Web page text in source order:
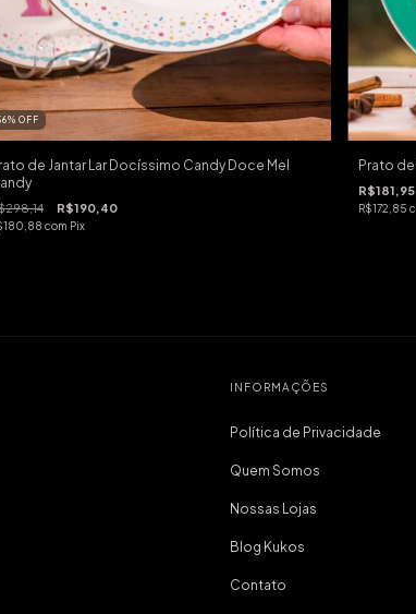
% OFF
de Jantar Lar Docíssimo Candy Doce Mel
R$190,40
com Pix
Prato
R$181,95
R$172,85
INFORMAÇÕES
Política de Privacidade
Quem Somos
Nossas Lojas
Blog Kukos
Contato